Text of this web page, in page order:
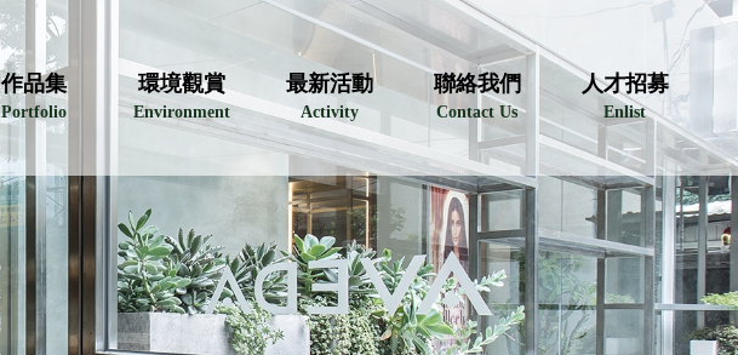
作品集
Portfolio
環境觀賞
Environment
最新活動
Activity
聯絡我們
Contact Us
人才招募
Enlist